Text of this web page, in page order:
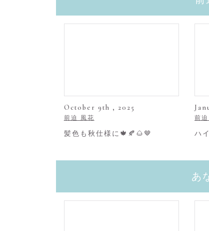
October 9th , 2025
前迫 風花
髪色も秋仕様に🍁🍂🌰🤎
前
ハ
あ